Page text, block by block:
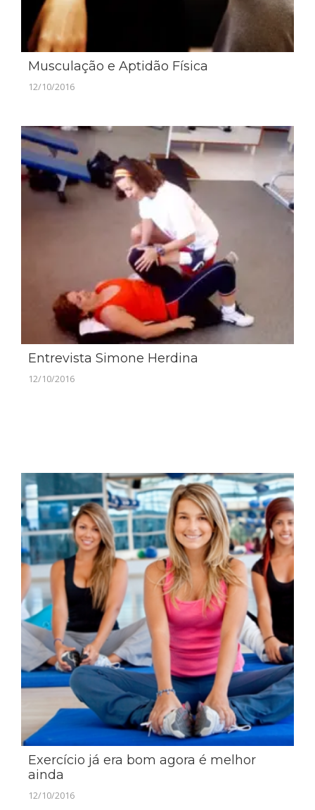
Musculação e Aptidão Física
12/10/2016
Entrevista Simone Herdina
12/10/2016
Exercício já era bom agora é melhor
ainda
12/10/2016